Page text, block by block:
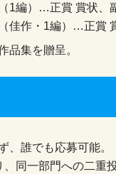
1編）…正賞 賞状、
佳作・1編）…正賞
品集を贈呈。
、誰でも応募可能。
同一部門への二重